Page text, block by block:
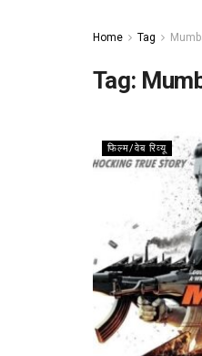
Home Tag
Tag:
फिल्म/वेब रिव्यू